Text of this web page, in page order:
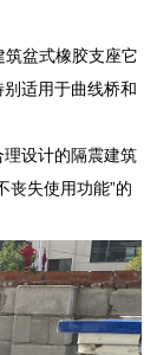
盆式橡胶支座它
适用于曲线桥和
设计的隔震建筑
丧失使用功能”的